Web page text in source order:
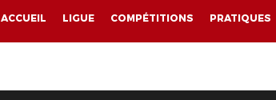
ACCUEIL LIGUE COMPÉTITIONS PRATIQUES